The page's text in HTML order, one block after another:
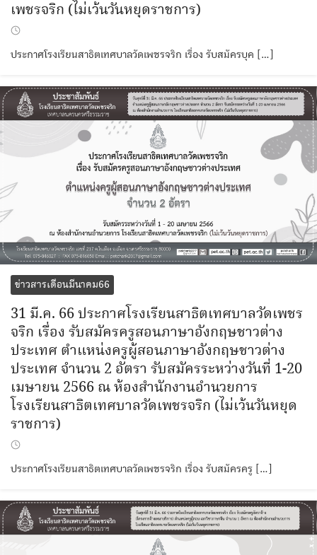
เพชรจริก (ไม่เว้นวันหยุดราชการ)
ประกาศโรงเรียนสาธิตเทศบาลวัดเพชรจริก เรื่อง รับสมัครบุค […]
ข่าวสารเดือนมีนาคม66
31 มี.ค. 66 ประกาศโรงเรียนสาธิตเทศบาลวัดเพชร
จริก เรื่อง รับสมัครครูสอนภาษาอังกฤษชาวต่าง
ประเทศ ตำแหน่งครูผู้สอนภาษาอังกฤษชาวต่าง
ประเทศ จำนวน 2 อัตรา รับสมัครระหว่างวันที่ 1-20
เมษายน 2566 ณ ห้องสำนักงานอำนวยการ
โรงเรียนสาธิตเทศบาลวัดเพชรจริก (ไม่เว้นวันหยุด
ราชการ)
ประกาศโรงเรียนสาธิตเทศบาลวัดเพชรจริก เรื่อง รับสมัครครู […]